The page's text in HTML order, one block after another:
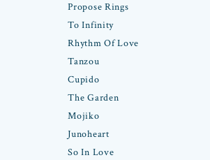
Propose Rings
To Infinity
Rhythm Of Love
Tanzou
Cupido
The Garden
Mojiko
Junoheart
So In Love